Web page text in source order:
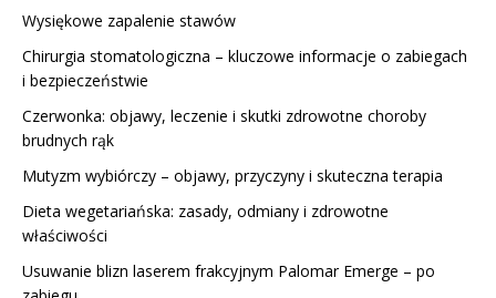
Wysiękowe zapalenie stawów
Chirurgia stomatologiczna – kluczowe informacje o zabiegach
i bezpieczeństwie
Czerwonka: objawy, leczenie i skutki zdrowotne choroby
brudnych rąk
Mutyzm wybiórczy – objawy, przyczyny i skuteczna terapia
Dieta wegetariańska: zasady, odmiany i zdrowotne
właściwości
Usuwanie blizn laserem frakcyjnym Palomar Emerge – po